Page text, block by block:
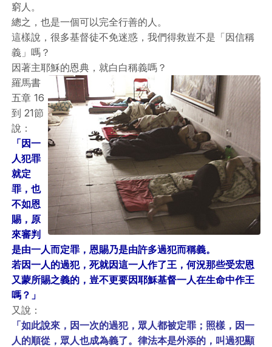
窮人。
總之，也是一個可以完全行善的人。
這樣說，很多基督徒不免迷惑，我們得救豈不是「因信稱
義」嗎？
因著主耶穌的恩典，就白白稱義嗎？
羅馬書
五章 16
到 21節
說：
「因一
人犯罪
就定
罪，也
不如恩
賜，原
來審判
是由一人而定罪，恩賜乃是由許多過犯而稱義。
若因一人的過犯，死就因這一人作了王，何況那些受宏恩
又蒙所賜之義的，豈不更要因耶穌基督一人在生命中作王
嗎？」
又說：
「如此說來，因一次的過犯，眾人都被定罪；照樣，因一
人的順從，眾人也成為義了。律法本是外添的，叫過犯顯